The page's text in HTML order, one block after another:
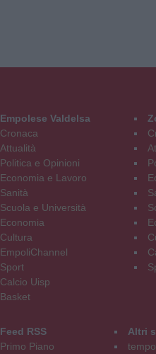
Empolese Valdelsa
Cronaca
Attualità
Politica e Opinioni
Economia e Lavoro
Sanità
Scuola e Università
Economia
Cultura
EmpoliChannel
Sport
Calcio Uisp
Basket
Feed RSS
Primo Piano
Altri